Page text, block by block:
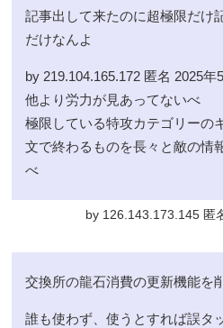
記事出して来たのに超極限だけ
だけなんよ
by 219.104.165.172 匿名 2025
他より労力が見あってないべ
極限している特攻カテゴリーの
文で終わるものを長々と敵の情
べ
by 126.143.173.145 匿
交換所の龍石消費の更新機能を
誰も使わず、使うとすれば誤タ